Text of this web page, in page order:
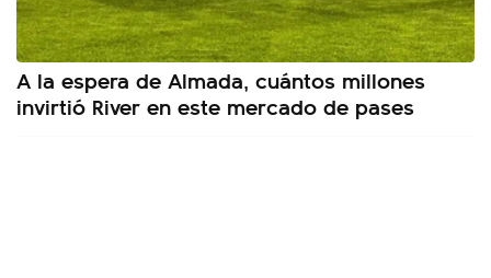
A la espera de Almada, cuántos millones
invirtió River en este mercado de pases